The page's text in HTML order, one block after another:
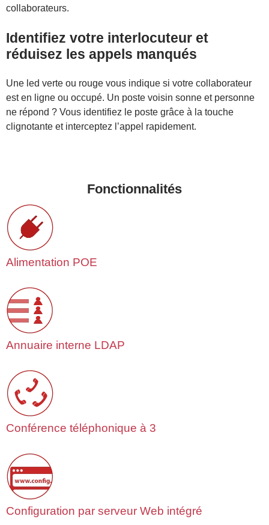
collaborateurs.
Identifiez votre interlocuteur et
réduisez les appels manqués
Une led verte ou rouge vous indique si votre collaborateur
est en ligne ou occupé. Un poste voisin sonne et personne
ne répond ? Vous identifiez le poste grâce à la touche
clignotante et interceptez l’appel rapidement.
Fonctionnalités
Alimentation POE
Annuaire interne LDAP
Conférence téléphonique à 3
Configuration par serveur Web intégré